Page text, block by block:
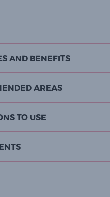
AND BENEFITS
AREAS
TO USE